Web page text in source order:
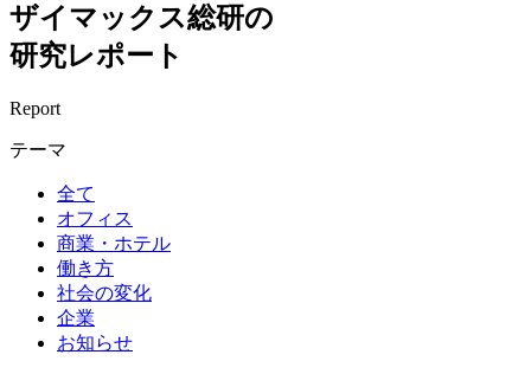
ザイマックス総研の
研究レポート
Report
テーマ
全て
オフィス
商業・ホテル
働き方
社会の変化
企業
お知らせ